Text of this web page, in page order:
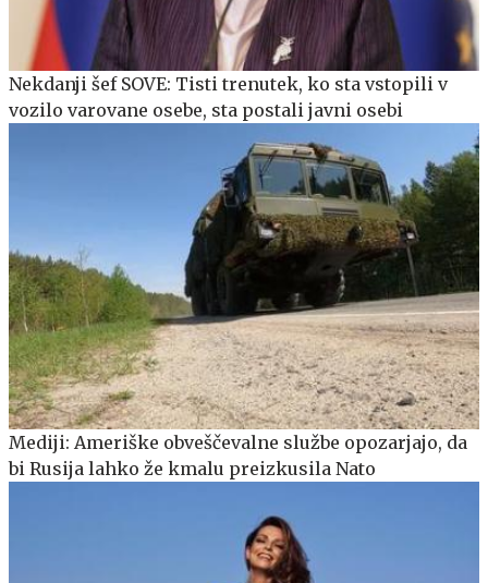
Nekdanji šef SOVE: Tisti trenutek, ko sta vstopili v
vozilo varovane osebe, sta postali javni osebi
Mediji: Ameriške obveščevalne službe opozarjajo, da
bi Rusija lahko že kmalu preizkusila Nato